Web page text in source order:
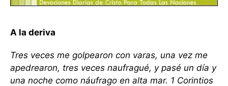
A la deriva
Tres veces me golpearon con varas, una vez me
apedrearon, tres veces naufragué, y pasé un día y
una noche como náufrago en alta mar. 1 Corintios